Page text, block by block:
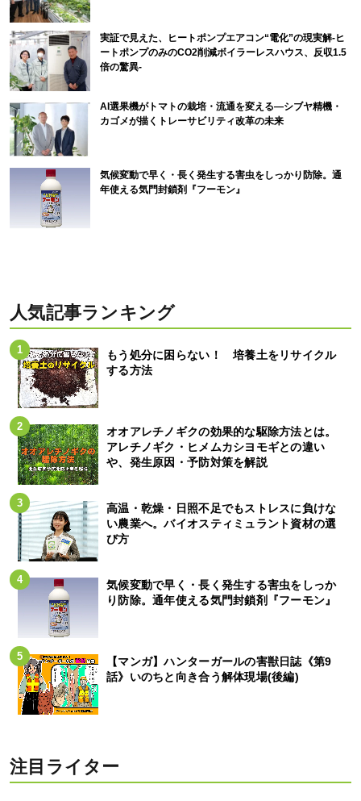
実証で見えた、ヒートポンプエアコン“電化”の現実解-ヒ
ートポンプのみのCO2削減ボイラーレスハウス、反収1.5
倍の驚異-
AI選果機がトマトの栽培・流通を変える―シブヤ精機・
カゴメが描くトレーサビリティ改革の未来
気候変動で早く・長く発生する害虫をしっかり防除。通
年使える気門封鎖剤『フーモン』
人気記事ランキング
もう処分に困らない！ 培養土をリサイクル
する方法
オオアレチノギクの効果的な駆除方法とは。
アレチノギク・ヒメムカシヨモギとの違い
や、発生原因・予防対策を解説
高温・乾燥・日照不足でもストレスに負けな
い農業へ。バイオスティミュラント資材の選
び方
気候変動で早く・長く発生する害虫をしっか
り防除。通年使える気門封鎖剤『フーモン』
【マンガ】ハンターガールの害獣日誌《第9
話》いのちと向き合う解体現場(後編)
注目ライター